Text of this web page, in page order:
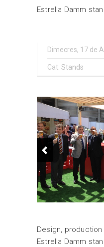
Estrella Damm
Dimecres, 17 de
Cat: Stands
Design,
Estrella Damm